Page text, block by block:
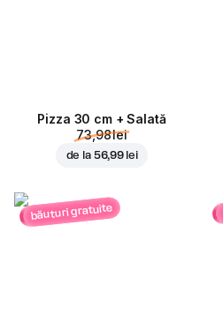
Pizza 30 cm + Salată
73,98 lei
de la 56,99 lei
băuturi gratuite